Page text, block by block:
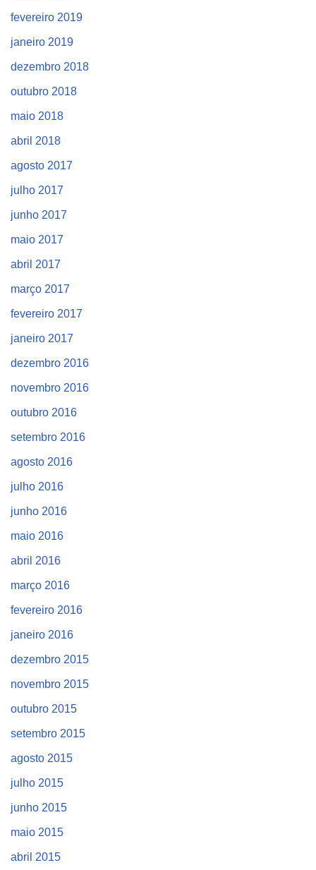
fevereiro 2019
janeiro 2019
dezembro 2018
outubro 2018
maio 2018
abril 2018
agosto 2017
julho 2017
junho 2017
maio 2017
abril 2017
março 2017
fevereiro 2017
janeiro 2017
dezembro 2016
novembro 2016
outubro 2016
setembro 2016
agosto 2016
julho 2016
junho 2016
maio 2016
abril 2016
março 2016
fevereiro 2016
janeiro 2016
dezembro 2015
novembro 2015
outubro 2015
setembro 2015
agosto 2015
julho 2015
junho 2015
maio 2015
abril 2015